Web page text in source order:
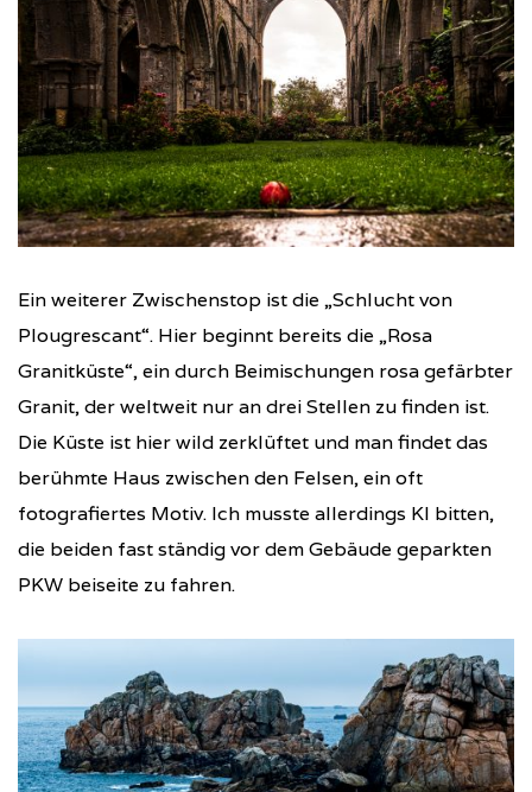
Ein weiterer Zwischenstop ist die „Schlucht von
Plougrescant“. Hier beginnt bereits die „Rosa
Granitküste“, ein durch Beimischungen rosa gefärbter
Granit, der weltweit nur an drei Stellen zu finden ist.
Die Küste ist hier wild zerklüftet und man findet das
berühmte Haus zwischen den Felsen, ein oft
fotografiertes Motiv. Ich musste allerdings KI bitten,
die beiden fast ständig vor dem Gebäude geparkten
PKW beiseite zu fahren.